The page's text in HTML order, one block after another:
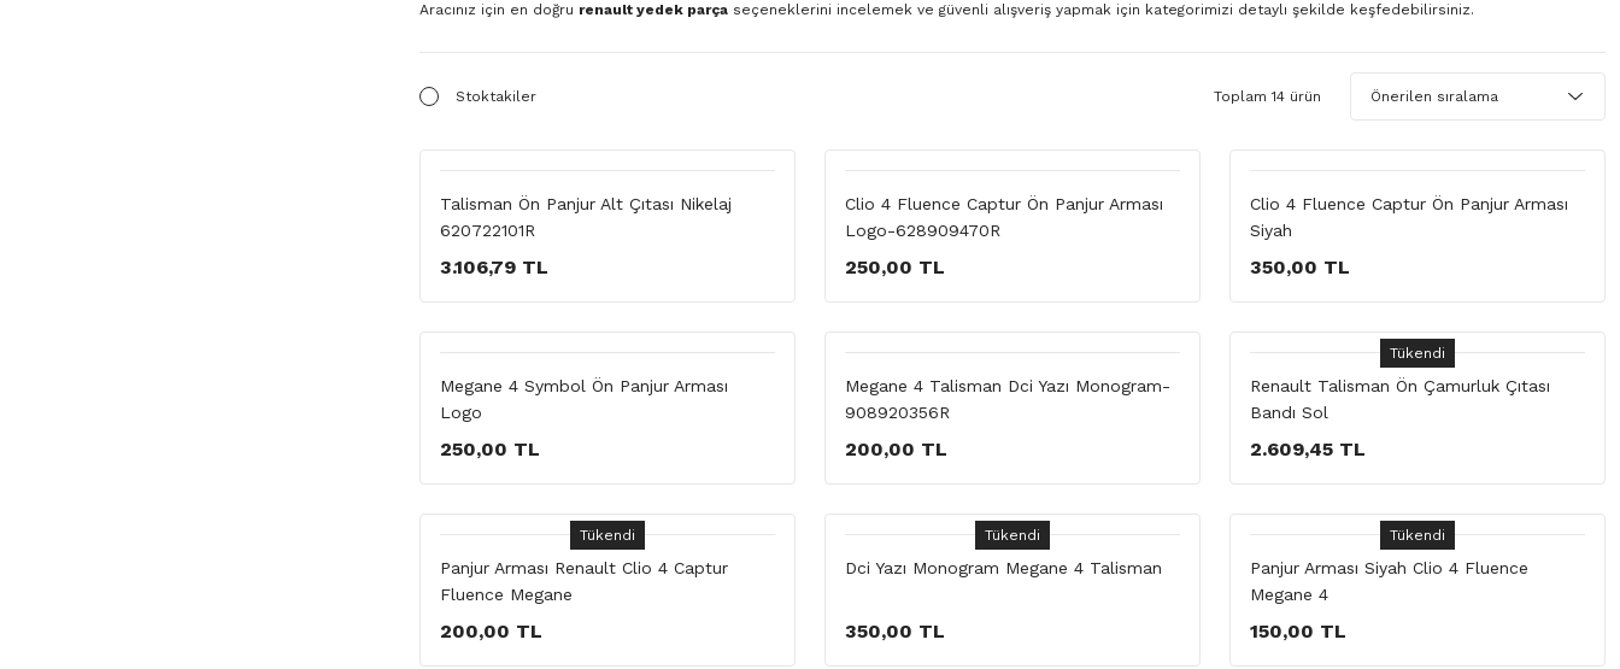
Aracınız için en doğru renault yedek parça seçeneklerini incelemek ve güvenli alışveriş yapmak için kategorimizi detaylı şekilde keşfedebilirsiniz.
Stoktakiler Toplam 14 ürün
Talisman Ön Panjur Alt Çıtası Nikelaj
620722101R
3.106,79 TL
Clio 4 Fluence Captur Ön Panjur Arması
Logo-628909470R
250,00 TL
Clio 4 Fluence Captur Ön Panjur Arması
Siyah
350,00 TL
Megane 4 Symbol Ön Panjur Arması
Logo
250,00 TL
Megane 4 Talisman Dci Yazı Monogram-
908920356R
200,00 TL
Tükendi
Renault Talisman Ön Çamurluk Çıtası
Bandı Sol
2.609,45 TL
Tükendi
Panjur Arması Renault Clio 4 Captur
Fluence Megane
200,00 TL
Tükendi
Dci Yazı Monogram Megane 4 Talisman
350,00 TL
Tükendi
Panjur Arması Siyah Clio 4 Fluence
Megane 4
150,00 TL